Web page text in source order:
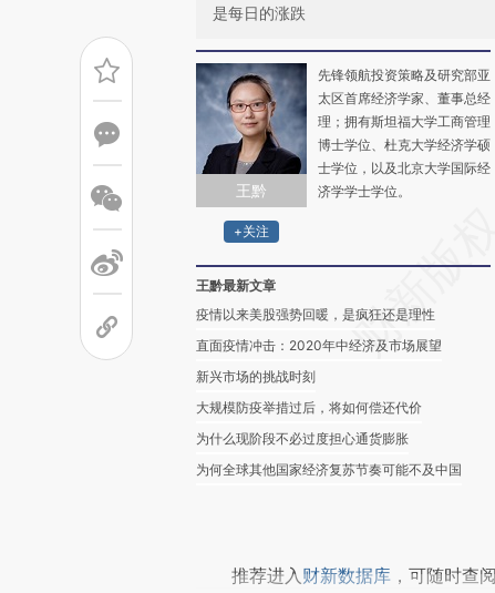
是每日的涨跌
王黔
+关注
先锋领航投资策略及研究部亚
太区首席经济学家、董事总经
理；拥有斯坦福大学工商管理
博士学位、杜克大学经济学硕
士学位，以及北京大学国际经
济学学士学位。
王黔最新文章
疫情以来美股强势回暖，是疯狂还是理性
直面疫情冲击：2020年中经济及市场展望
新兴市场的挑战时刻
大规模防疫举措过后，将如何偿还代价
为什么现阶段不必过度担心通货膨胀
为何全球其他国家经济复苏节奏可能不及中国
推荐进入 财新数据库 ，可随时查